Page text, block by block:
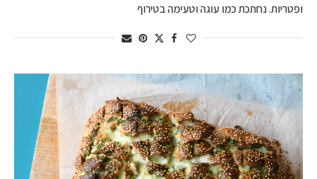
ופטריות. נחתכת כמו עוגה וטעימה בטירוף